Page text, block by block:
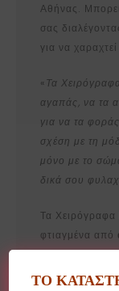
Αθήνας.
σας
για να
« Τα
αγαπάς, να τα
για να τα
σχέση με τη
μόνο με το
δικά σου
Τα Χειρόγραφα
φτιαγμένα από
εγχάρακτα και
πατίνα επίσης
ΤΟ